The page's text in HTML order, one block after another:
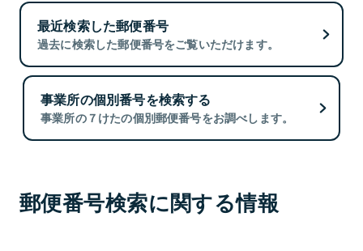
最近検索した郵便番号
過去に検索した郵便番号をご覧いただけます。
事業所の個別番号を検索する
事業所の７けたの個別郵便番号をお調べします。
郵便番号検索に関する情報